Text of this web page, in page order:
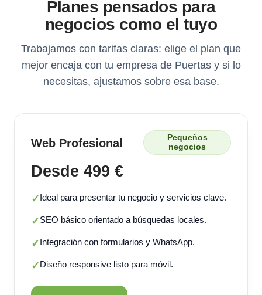
Planes pensados para
negocios como el tuyo
Trabajamos con tarifas claras: elige el plan que
mejor encaja con tu empresa de Puertas y si lo
necesitas, ajustamos sobre esa base.
Web Profesional
Pequeños
negocios
Desde 499 €
✓Ideal para presentar tu negocio y servicios clave.
✓SEO básico orientado a búsquedas locales.
✓Integración con formularios y WhatsApp.
✓Diseño responsive listo para móvil.